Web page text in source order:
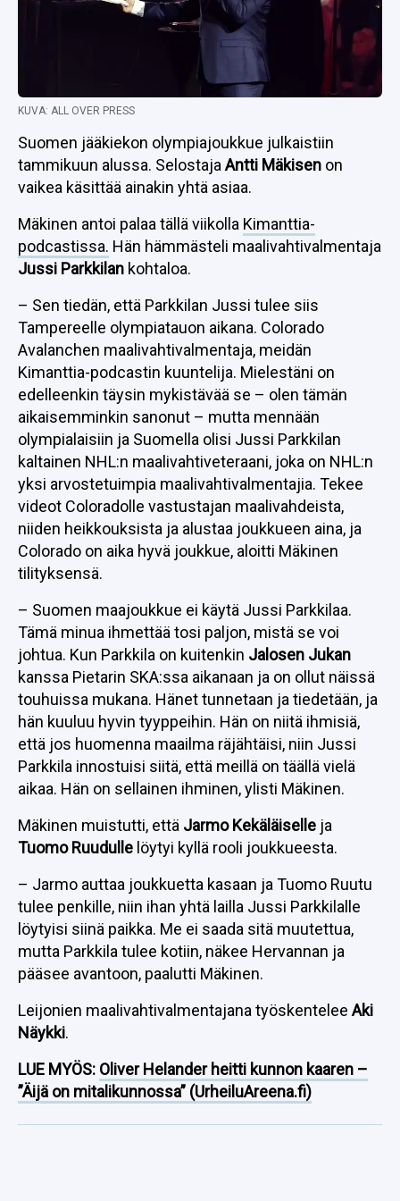
KUVA: ALL OVER PRESS
Suomen jääkiekon olympiajoukkue julkaistiin
tammikuun alussa. Selostaja Antti Mäkisen on
vaikea käsittää ainakin yhtä asiaa.
Mäkinen antoi palaa tällä viikolla Kimanttia-
podcastissa. Hän hämmästeli maalivahtivalmentaja
Jussi Parkkilan kohtaloa.
– Sen tiedän, että Parkkilan Jussi tulee siis
Tampereelle olympiatauon aikana. Colorado
Avalanchen maalivahtivalmentaja, meidän
Kimanttia-podcastin kuuntelija. Mielestäni on
edelleenkin täysin mykistävää se – olen tämän
aikaisemminkin sanonut – mutta mennään
olympialaisiin ja Suomella olisi Jussi Parkkilan
kaltainen NHL:n maalivahtiveteraani, joka on NHL:n
yksi arvostetuimpia maalivahtivalmentajia. Tekee
videot Coloradolle vastustajan maalivahdeista,
niiden heikkouksista ja alustaa joukkueen aina, ja
Colorado on aika hyvä joukkue, aloitti Mäkinen
tilityksensä.
– Suomen maajoukkue ei käytä Jussi Parkkilaa.
Tämä minua ihmettää tosi paljon, mistä se voi
johtua. Kun Parkkila on kuitenkin Jalosen Jukan
kanssa Pietarin SKA:ssa aikanaan ja on ollut näissä
touhuissa mukana. Hänet tunnetaan ja tiedetään, ja
hän kuuluu hyvin tyyppeihin. Hän on niitä ihmisiä,
että jos huomenna maailma räjähtäisi, niin Jussi
Parkkila innostuisi siitä, että meillä on täällä vielä
aikaa. Hän on sellainen ihminen, ylisti Mäkinen.
Mäkinen muistutti, että Jarmo Kekäläiselle ja
Tuomo Ruudulle löytyi kyllä rooli joukkueesta.
– Jarmo auttaa joukkuetta kasaan ja Tuomo Ruutu
tulee penkille, niin ihan yhtä lailla Jussi Parkkilalle
löytyisi siinä paikka. Me ei saada sitä muutettua,
mutta Parkkila tulee kotiin, näkee Hervannan ja
pääsee avantoon, paalutti Mäkinen.
Leijonien maalivahtivalmentajana työskentelee Aki
Näykki.
LUE MYÖS: Oliver Helander heitti kunnon kaaren –
”Äijä on mitalikunnossa” (UrheiluAreena.fi)